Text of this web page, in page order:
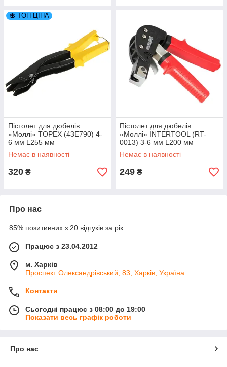
💲 ТОП-ЦІНА
Пістолет для дюбелів
«Моллі» TOPEX (43E790) 4-
6 мм L255 мм
Немає в наявності
320 ₴
Пістолет для дюбелів
«Моллі» INTERTOOL (RT-
0013) 3-6 мм L200 мм
Немає в наявності
249 ₴
Про нас
85% позитивних з 20 відгуків за рік
Працює з 23.04.2012
м. Харків
Проспект Олександрівський, 83, Харків, Україна
Контакти
Сьогодні працює з 08:00 до 19:00
Показати весь графік роботи
Про нас